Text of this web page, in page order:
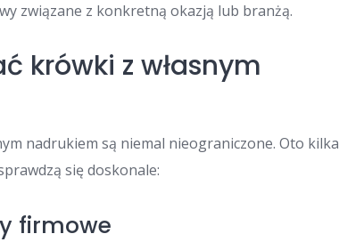
związane z konkretną okazją lub branżą.
krówki z własnym
nadrukiem są niemal nieograniczone. Oto kilka
się doskonale:
firmowe